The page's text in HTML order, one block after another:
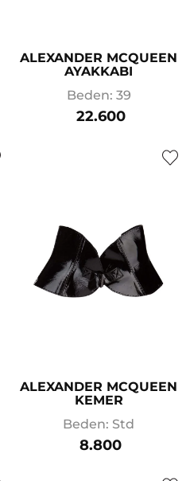
ALEXANDER MCQUEEN
AYAKKABI
Beden: 39
22.600
ALEXANDER MCQUEEN
KEMER
Beden: Std
8.800